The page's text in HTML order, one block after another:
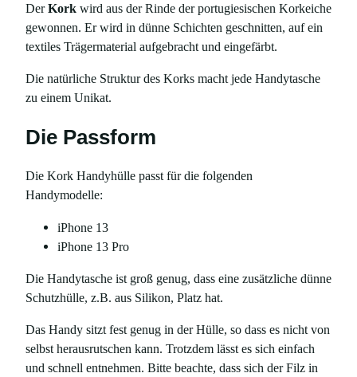
3
&
1
3
P
o
e
n
DerKork wird aus der Rinde der portugiesischen Korkeiche
gewonnen. Er wird in dünne Schichten geschnitten, auf ein
textiles Trägermaterial aufgebracht und eingefärbt.
Die natürliche Struktur des Korks macht jede Handytasche
zu einem Unikat.
Die Passform
Die Kork Handyhülle passt für die folgenden
Handymodelle:
iPhone 13
iPhone 13 Pro
Die Handytasche ist groß genug, dass eine zusätzliche dünne
Schutzhülle, z.B. aus Silikon, Platz hat.
Das Handy sitzt fest genug in der Hülle, so dass es nicht von
selbst herausrutschen kann. Trotzdem lässt es sich einfach
und schnell entnehmen. Bitte beachte, dass sich der Filz in